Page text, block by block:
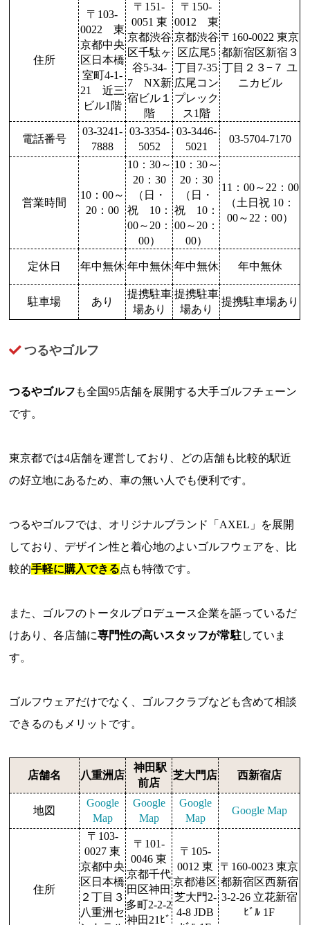
住所
〒103-
0022 東
京都中央
区日本橋
室町4-1-
21 近三
ビル1階
〒151-
0051 東
京都渋谷
区千駄ヶ
谷5-34-
7 NX新
宿ビル１
階
〒150-
0012 東
京都渋谷
区広尾5
丁目7-35
広尾コン
プレック
ス1階
〒160-0022 東京
都新宿区新宿３
丁目２３−７ ユ
ニカビル
電話番号
03-3241-
7888
03-3354-
5052
03-3446-
5021
03-5704-7170
営業時間
10：00～
20：00
10：30～
20：30
（日・
祝 10：
00～20：
00）
10：30～
20：30
（日・
祝 10：
00～20：
00）
11：00～22：00
（土日祝 10：
00～22：00）
定休日 年中無休 年中無休 年中無休 年中無休
駐車場 あり
提携駐車
場あり
提携駐車
場あり
提携駐車場あり
つるやゴルフ
つるやゴルフ も全国95店舗を展開する大手ゴルフチェーン
です。
東京都では4店舗を運営しており、どの店舗も比較的駅近
の好立地にあるため、車の無い人でも便利です。
つるやゴルフでは、オリジナルブランド「AXEL」を展開
しており、デザイン性と着心地のよいゴルフウェアを、比
較的手軽に購入できる点も特徴です。
また、ゴルフのトータルプロデュース企業を謳っているだ
けあり、各店舗に専門性の高いスタッフが常駐していま
す。
ゴルフウェアだけでなく、ゴルフクラブなども含めて相談
できるのもメリットです。
店舗名 八重洲店
神田駅
前店
芝大門店 西新宿店
地図
Google
Map
Google
Map
Google
Map
Google Map
住所
〒103-
0027 東
京都中央
区日本橋
２丁目３
八重洲セ
〒101-
0046 東
京都千代
田区神田
多町2-2-2
神田21ﾋﾞ
〒105-
0012 東
京都港区
芝大門2-
4-8 JDB
〒160-0023 東京
都新宿区西新宿
3-2-26 立花新宿
ﾋﾞﾙ 1F